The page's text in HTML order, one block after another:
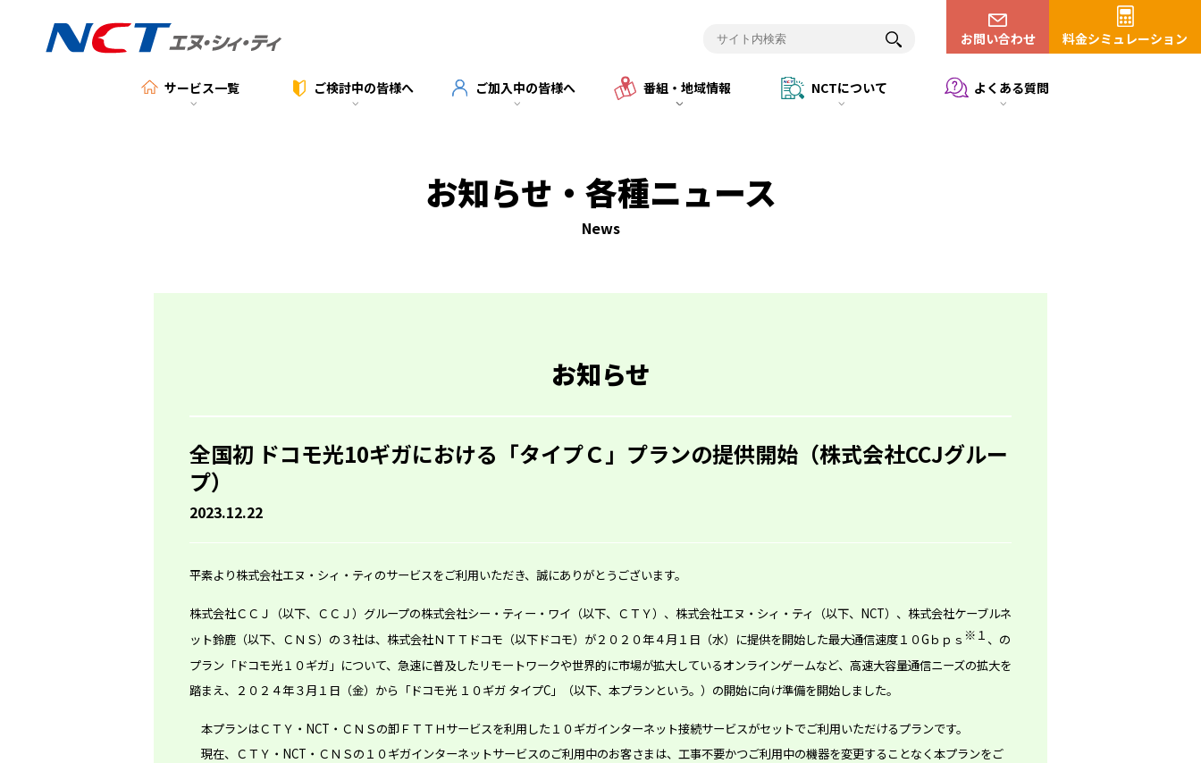
お問い合わせ 料金シミュレーション
サービス一覧 ご検討中の皆様へ ご加入中の皆様へ 番組・地域情報 NCTについて よくある質問
お知らせ・各種ニュース
News
お知らせ
全国初 ドコモ光10ギガにおける「タイプＣ」プランの提供開始（株式会社CCJグルー
プ）
2023.12.22
平素より株式会社エヌ・シィ・ティのサービスをご利用いただき、誠にありがとうございます。
株式会社ＣＣＪ（以下、ＣＣＪ）グループの株式会社シー・ティー・ワイ（以下、ＣＴＹ）、株式会社エヌ・シィ・ティ（以下、NCT）、株式会社ケーブルネ
ット鈴鹿（以下、ＣＮＳ）の３社は、株式会社ＮＴＴドコモ（以下ドコモ）が２０２０年４月１日（水）に提供を開始した最大通信速度１０Gｂｐｓ ※１ 、の
プラン「ドコモ光１０ギガ」について、急速に普及したリモートワークや世界的に市場が拡大しているオンラインゲームなど、高速大容量通信ニーズの拡大を
踏まえ、２０２４年３月１日（金）から「ドコモ光 １０ギガ タイプC」（以下、本プランという。）の開始に向け準備を開始しました。
本プランはＣＴＹ・NCT・ＣＮＳの卸ＦＴＴＨサービスを利用した１０ギガインターネット接続サービスがセットでご利用いただけるプランです。
現在、ＣＴＹ・NCT・ＣＮＳの１０ギガインターネットサービスのご利用中のお客さまは、工事不要かつご利用中の機器を変更することなく本プランをご